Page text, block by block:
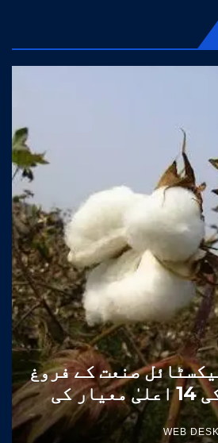
صنعت کے فروغ
کے لئے کپاس کی 14 اعلیٰ معیار کی
لیں
WEB DESK